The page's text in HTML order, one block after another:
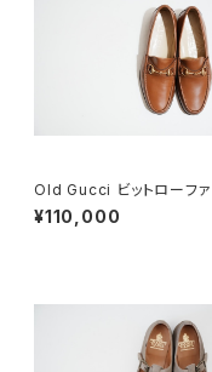
Old Gucci ビットローファ
E Brown Deadstock
¥110,000